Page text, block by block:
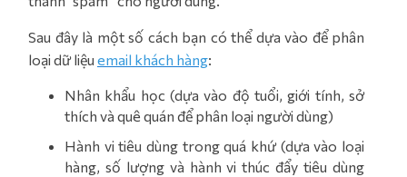
Sau đây là một số cách bạn có thể dựa vào để phân
loại dữ liệu email khách hàng:
Nhân khẩu học (dựa vào độ tuổi, giới tính, sở
thích và quê quán để phân loại người dùng)
Hành vi tiêu dùng trong quá khứ (dựa vào loại
hàng, số lượng và hành vi thúc đẩy tiêu dùng